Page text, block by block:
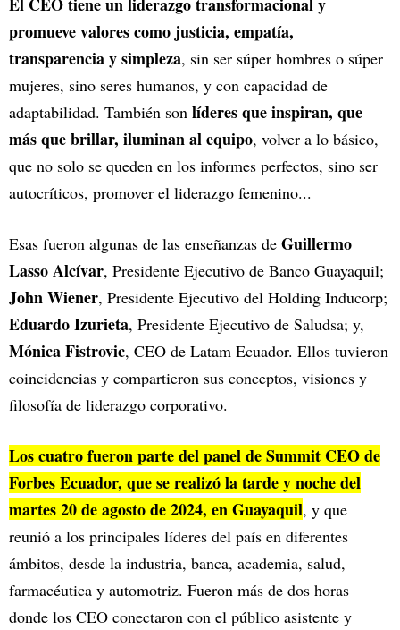
promueve valores como justicia, empatía,
transparencia y simpleza, sin ser súper hombres o súper
mujeres, sino seres humanos, y con capacidad de
adaptabilidad. También son líderes que inspiran, que
más que brillar, iluminan al equipo, volver a lo básico,
que no solo se queden en los informes perfectos, sino ser
autocríticos, promover el liderazgo femenino...
Esas fueron algunas de las enseñanzas de Guillermo
Lasso Alcívar, Presidente Ejecutivo de Banco Guayaquil;
John Wiener, Presidente Ejecutivo del Holding Inducorp;
Eduardo Izurieta, Presidente Ejecutivo de Saludsa; y,
Mónica Fistrovic, CEO de Latam Ecuador. Ellos tuvieron
coincidencias y compartieron sus conceptos, visiones y
filosofía de liderazgo corporativo.
Los cuatro fueron parte del panel de Summit CEO de
Forbes Ecuador, que se realizó la tarde y noche del
martes 20 de agosto de 2024, en Guayaquil, y que
reunió a los principales líderes del país en diferentes
ámbitos, desde la industria, banca, academia, salud,
farmacéutica y automotriz. Fueron más de dos horas
donde los CEO conectaron con el público asistente y